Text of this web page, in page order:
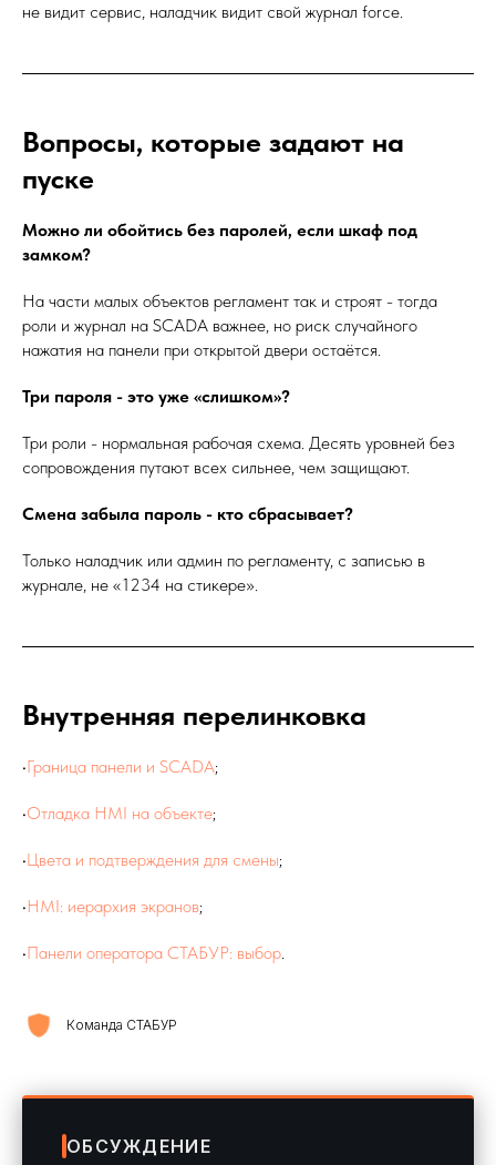
не видит сервис, наладчик видит свой журнал force.
Вопросы, которые задают на
пуске
Можно ли обойтись без паролей, если шкаф под
замком?
На части малых объектов регламент так и строят - тогда
роли и журнал на SCADA важнее, но риск случайного
нажатия на панели при открытой двери остаётся.
Три пароля - это уже «слишком»?
Три роли - нормальная рабочая схема. Десять уровней без
сопровождения путают всех сильнее, чем защищают.
Смена забыла пароль - кто сбрасывает?
Только наладчик или админ по регламенту, с записью в
журнале, не «1234 на стикере».
Внутренняя перелинковка
•Граница панели и SCADA;
•Отладка HMI на объекте;
•Цвета и подтверждения для смены;
•HMI: иерархия экранов;
•Панели оператора СТАБУР: выбор.
Команда СТАБУР
ОБСУЖДЕНИЕ